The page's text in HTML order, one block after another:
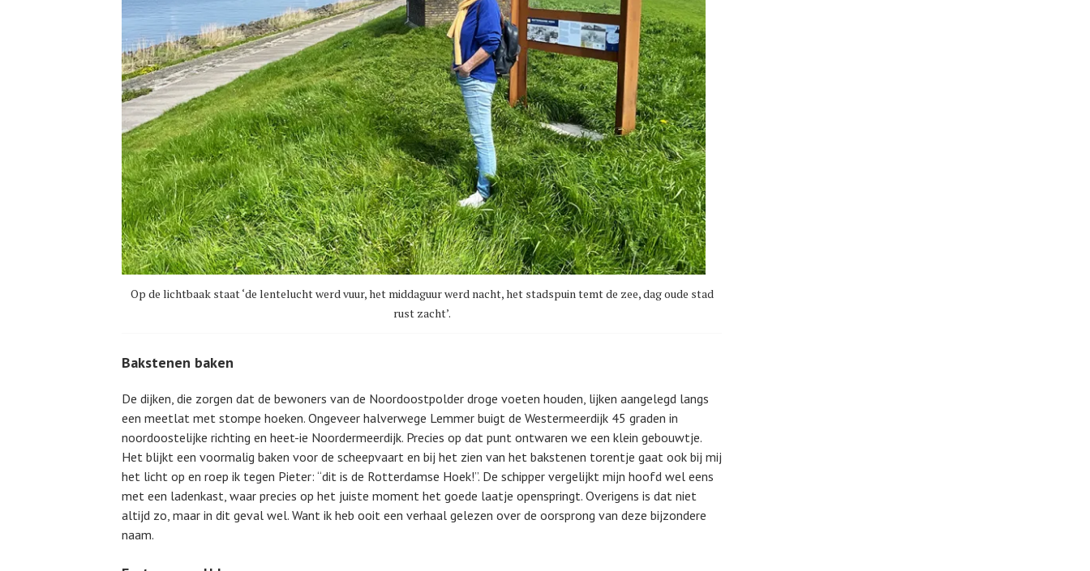
Op de lichtbaak staat ‘de lentelucht werd vuur, het middaguur werd nacht, het stadspuin temt de zee, dag oude stad
rust zacht’.
Bakstenen baken
De dijken, die zorgen dat de bewoners van de Noordoostpolder droge voeten houden, lijken aangelegd langs
een meetlat met stompe hoeken. Ongeveer halverwege Lemmer buigt de Westermeerdijk 45 graden in
noordoostelijke richting en heet-ie Noordermeerdijk. Precies op dat punt ontwaren we een klein gebouwtje.
Het blijkt een voormalig baken voor de scheepvaart en bij het zien van het bakstenen torentje gaat ook bij mij
het licht op en roep ik tegen Pieter: “dit is de Rotterdamse Hoek!”. De schipper vergelijkt mijn hoofd wel eens
met een ladenkast, waar precies op het juiste moment het goede laatje openspringt. Overigens is dat niet
altijd zo, maar in dit geval wel. Want ik heb ooit een verhaal gelezen over de oorsprong van deze bijzondere
naam.